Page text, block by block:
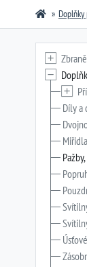
Zbraně
Díly a
Miřidla